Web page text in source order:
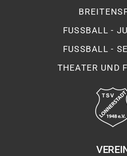
FUSSBALL -
FUSSBALL -
THEATER UND